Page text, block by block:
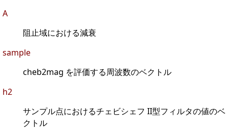
A
阻止域における減衰
sample
cheb2mag を評価する周波数のベクトル
h2
サンプル点におけるチェビシェフ II型フィルタの値のベ
クトル